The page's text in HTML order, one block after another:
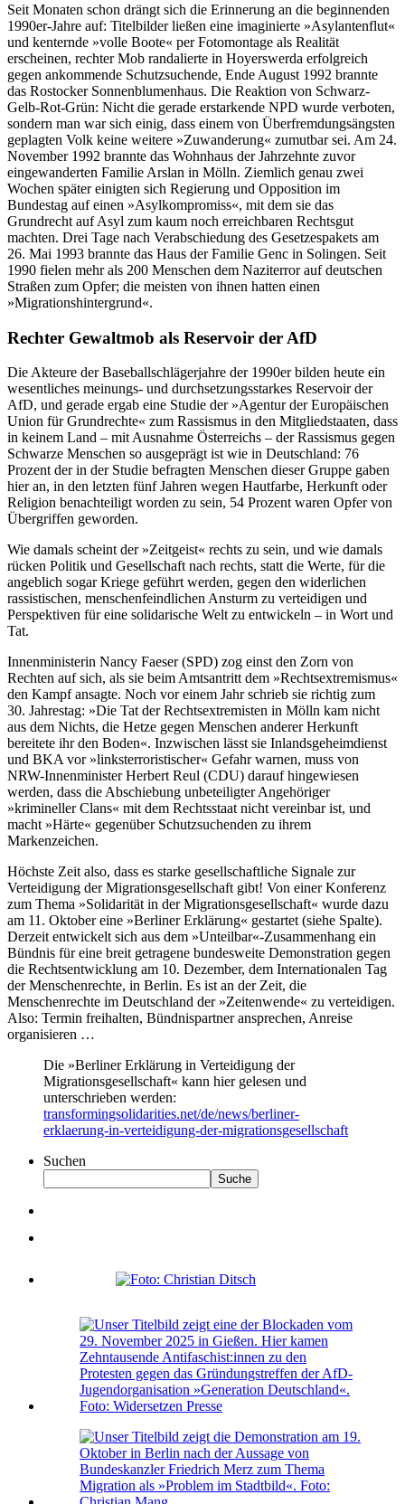
Seit Monaten schon drängt sich die Erinnerung an die beginnenden
1990er-Jahre auf: Titelbilder ließen eine imaginierte »Asylantenflut«
und kenternde »volle Boote« per Fotomontage als Realität
erscheinen, rechter Mob randalierte in Hoyerswerda erfolgreich
gegen ankommende Schutzsuchende, Ende August 1992 brannte
das Rostocker Sonnenblumenhaus. Die Reaktion von Schwarz-
Gelb-Rot-Grün: Nicht die gerade erstarkende NPD wurde verboten,
sondern man war sich einig, dass einem von Überfremdungsängsten
geplagten Volk keine weitere »Zuwanderung« zumutbar sei. Am 24.
November 1992 brannte das Wohnhaus der Jahrzehnte zuvor
eingewanderten Familie Arslan in Mölln. Ziemlich genau zwei
Wochen später einigten sich Regierung und Opposition im
Bundestag auf einen »Asylkompromiss«, mit dem sie das
Grundrecht auf Asyl zum kaum noch erreichbaren Rechtsgut
machten. Drei Tage nach Verabschiedung des Gesetzespakets am
26. Mai 1993 brannte das Haus der Familie Genc in Solingen. Seit
1990 fielen mehr als 200 Menschen dem Naziterror auf deutschen
Straßen zum Opfer; die meisten von ihnen hatten einen
»Migrationshintergrund«.
Rechter Gewaltmob als Reservoir der AfD
Die Akteure der Baseballschlägerjahre der 1990er bilden heute ein
wesentliches meinungs- und durchsetzungsstarkes Reservoir der
AfD, und gerade ergab eine Studie der »Agentur der Europäischen
Union für Grundrechte« zum Rassismus in den Mitgliedstaaten, dass
in keinem Land – mit Ausnahme Österreichs – der Rassismus gegen
Schwarze Menschen so ausgeprägt ist wie in Deutschland: 76
Prozent der in der Studie befragten Menschen dieser Gruppe gaben
hier an, in den letzten fünf Jahren wegen Hautfarbe, Herkunft oder
Religion benachteiligt worden zu sein, 54 Prozent waren Opfer von
Übergriffen geworden.
Wie damals scheint der »Zeitgeist« rechts zu sein, und wie damals
rücken Politik und Gesellschaft nach rechts, statt die Werte, für die
angeblich sogar Kriege geführt werden, gegen den widerlichen
rassistischen, menschenfeindlichen Ansturm zu verteidigen und
Perspektiven für eine solidarische Welt zu entwickeln – in Wort und
Tat.
Innenministerin Nancy Faeser (SPD) zog einst den Zorn von
Rechten auf sich, als sie beim Amtsantritt dem »Rechtsextremismus«
den Kampf ansagte. Noch vor einem Jahr schrieb sie richtig zum
30. Jahrestag: »Die Tat der Rechtsextremisten in Mölln kam nicht
aus dem Nichts, die Hetze gegen Menschen anderer Herkunft
bereitete ihr den Boden«. Inzwischen lässt sie Inlandsgeheimdienst
und BKA vor »linksterroristischer« Gefahr warnen, muss von
NRW-Innenminister Herbert Reul (CDU) darauf hingewiesen
werden, dass die Abschiebung unbeteiligter Angehöriger
»krimineller Clans« mit dem Rechtsstaat nicht vereinbar ist, und
macht »Härte« gegenüber Schutzsuchenden zu ihrem
Markenzeichen.
Höchste Zeit also, dass es starke gesellschaftliche Signale zur
Verteidigung der Migrationsgesellschaft gibt! Von einer Konferenz
zum Thema »Solidarität in der Migrationsgesellschaft« wurde dazu
am 11. Oktober eine »Berliner Erklärung« gestartet (siehe Spalte).
Derzeit entwickelt sich aus dem »Unteilbar«-Zusammenhang ein
Bündnis für eine breit getragene bundesweite Demonstration gegen
die Rechtsentwicklung am 10. Dezember, dem Internationalen Tag
der Menschenrechte, in Berlin. Es ist an der Zeit, die
Menschenrechte im Deutschland der »Zeitenwende« zu verteidigen.
Also: Termin freihalten, Bündnispartner ansprechen, Anreise
organisieren …
Die »Berliner Erklärung in Verteidigung der
Migrationsgesellschaft« kann hier gelesen und
unterschrieben werden:
transformingsolidarities.net/de/news/berliner-
erklaerung-in-verteidigung-der-migrationsgesellschaft
Suchen
Suche